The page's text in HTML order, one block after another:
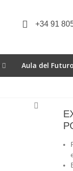
+34 91
Aula del Futuro